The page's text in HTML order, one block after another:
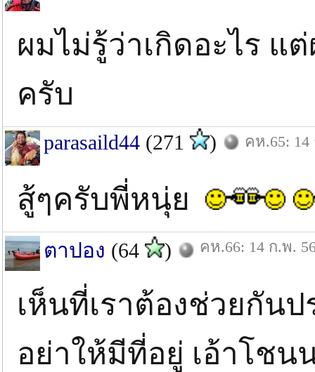
ผมไม่รู้ว่าเกิดอะไร แ
ครับ
parasaild44 (271 ) คห.65: 14
สู้ๆครับพี่หนุ่ย
ตาปอง (64 ) คห.66: 14 ก.พ.
เห็นที่เราต้องช่วยกัน
อย่าให้มีที่อยู่ เอ้าโช